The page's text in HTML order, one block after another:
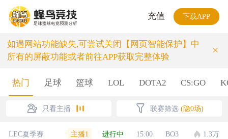
充值 下载APP
如遇网站功能缺失,可尝试关闭【网页智能保护】中
所有的屏蔽功能或者前往APP获取完整体验
×
热门 足球 篮球 LOL DOTA2 CS:GO
只看主播 联赛筛选 (隐0场)
LEC夏季赛 主播1 进行中 15:00 BO3 1.3万